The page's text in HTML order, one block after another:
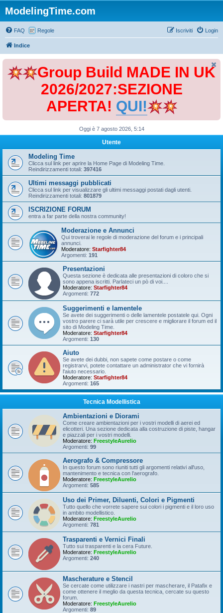
ModelingTime.com
FAQ Regole Login
Iscriviti
Indice
Group Build MADE IN UK
2026/2027:SEZIONE
APERTA! QUI!
Oggi è 7 agosto 2026, 5:14
Utente
Modeling Time
Clicca sul link per aprire la Home Page di Modeling Time.
Reindirizzamenti totali: 397416
Ultimi messaggi pubblicati
Clicca sul link per visualizzare gli ultimi messaggi postati dagli utenti.
Reindirizzamenti totali: 801879
ISCRIZIONE FORUM
entra a far parte della nostra community!
Moderazione e Annunci
Qui troverai le regole di moderazione del forum e i principali
annunci.
Moderatore: Starfighter84
Argomenti: 191
Presentazioni
Questa sezione è dedicata alle presentazioni di coloro che si
sono appena iscritti. Parlateci un pò di voi....
Moderatore: Starfighter84
Argomenti: 772
Suggerimenti e lamentele
Se avete dei suggerimenti o delle lamentele postatele qui. Ogni
vostro parere ci sarà utile per crescere e migliorare il forum ed il
sito di Modeling Time.
Moderatore: Starfighter84
Argomenti: 130
Aiuto
Se avete dei dubbi, non sapete come postare o come
registrarvi, potete contattare un administrator che vi fornirà
l'aiuto necessario.
Moderatore: Starfighter84
Argomenti: 165
Tecnica Modellistica
Ambientazioni e Diorami
Come creare ambientazioni per i vostri modelli di aerei ed
elicotteri. Una sezione dedicata alla costruzione di piste, hangar
e piazzali per i vostri modelli.
Moderatore: FreestyleAurelio
Argomenti: 99
Aerografo & Compressore
In questo forum sono riuniti tutti gli argomenti relativi all'uso,
mantenimento e tecnica con l'aerografo.
Moderatore: FreestyleAurelio
Argomenti: 585
Uso dei Primer, Diluenti, Colori e Pigmenti
Tutto quello che vorrete sapere sui colori i pigmenti e il loro uso
in ambito modellistico.
Moderatore: FreestyleAurelio
Argomenti: 781
Trasparenti e Vernici Finali
Tutto sui trasparenti e la cera Future.
Moderatore: FreestyleAurelio
Argomenti: 240
Mascherature e Stencil
Se cercate come utilizzare i nastri per mascherare, il Patafix e
come ottenere il meglio da questa tecnica, cercate su questo
forum.
Moderatore: FreestyleAurelio
Argomenti: 89